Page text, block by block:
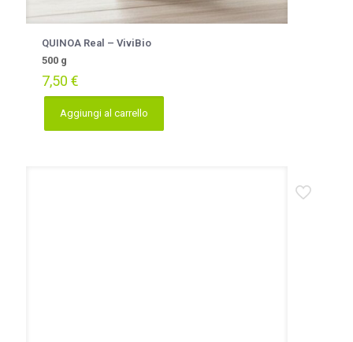
QUINOA Real – ViviBio
500 g
7,50 €
Aggiungi al carrello